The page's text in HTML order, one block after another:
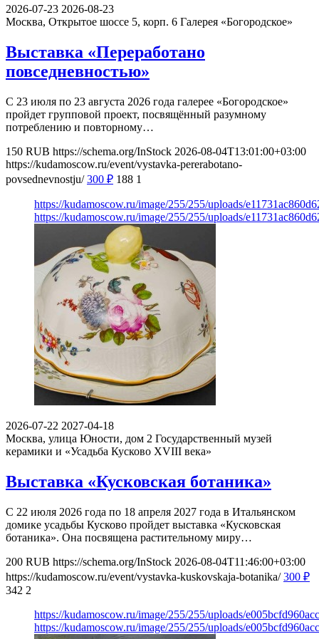
2026-07-23 2026-08-23
Москва, Открытое шоссе 5, корп. 6 Галерея «Богородское»
Выставка «Переработано
повседневностью»
С 23 июля по 23 августа 2026 года галерее «Богородское»
пройдет групповой проект, посвящённый разумному
потреблению и повторному…
150 RUB https://schema.org/InStock 2026-08-04T13:01:00+03:00
https://kudamoscow.ru/event/vystavka-pererabotano-
povsednevnostju/ 300 ₽ 188 1
https://kudamoscow.ru/image/255/255/uploads/
https://kudamoscow.ru/image/255/255/uploads/
2026-07-22 2027-04-18
Москва, улица Юности, дом 2 Государственный музей
керамики и «Усадьба Кусково XVIII века»
Выставка «Кусковская ботаника»
С 22 июля 2026 года по 18 апреля 2027 года в Итальянском
домике усадьбы Кусково пройдет выставка «Кусковская
ботаника». Она посвящена растительному миру…
200 RUB https://schema.org/InStock 2026-08-04T11:46:00+03:00
https://kudamoscow.ru/event/vystavka-kuskovskaja-botanika/ 300 ₽
342 2
https://kudamoscow.ru/image/255/255/uploads/
https://kudamoscow.ru/image/255/255/uploads/